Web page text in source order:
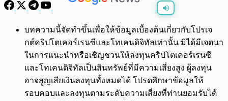
พร้อมเล่น 0:00/0:00
บทความนี้จัดทำขึ้นเพื่อให้ข้อมูลเบื้องต้นเกี่ยวกับโปรเจ
กต์คริปโตเคอร์เรนซีและโทเคนดิจิทัลเท่านั้น มิได้มีเจตนา
ในการแนะนำหรือเชิญชวนให้ลงทุนคริปโตเคอร์เรนซี
และโทเคนดิจิทัลเป็นสินทรัพย์ที่มีความเสี่ยงสูง ผู้ลงทุน
อาจสูญเสียเงินลงทุนทั้งหมดได้ โปรดศึกษาข้อมูลให้
รอบคอบและลงทุนตามระดับความเสี่ยงที่ท่านยอมรับได้